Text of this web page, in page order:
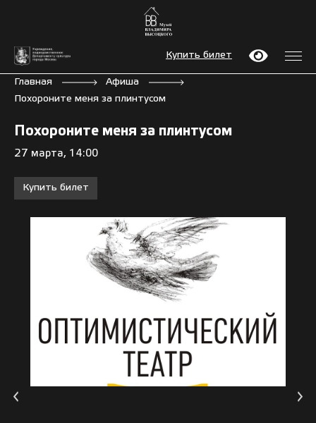
Купить билет
Главная
Афиша
Похороните меня за плинтусом
Похороните меня за плинтусом
27 марта, 14:00
Купить билет